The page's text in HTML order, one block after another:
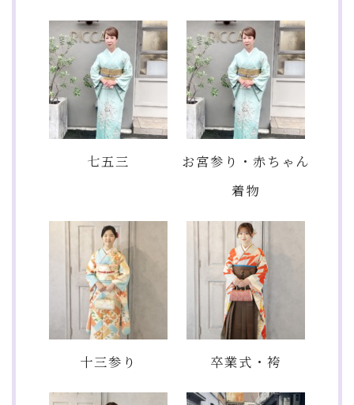
七五三
お宮参り・赤ちゃん
着物
十三参り 卒業式・袴